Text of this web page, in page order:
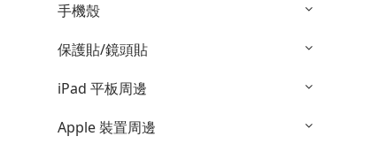
手機殼
保護貼/鏡頭貼
iPad 平板周邊
Apple 裝置周邊